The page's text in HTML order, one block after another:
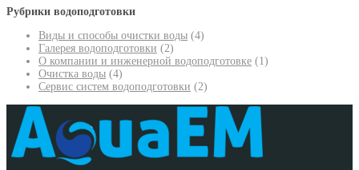
Рубрики водоподготовки
Виды и способы очистки воды (4)
Галерея водоподготовки (2)
О компании и инженерной водоподготовке (1)
Очистка воды (4)
Сервис систем водоподготовки (2)